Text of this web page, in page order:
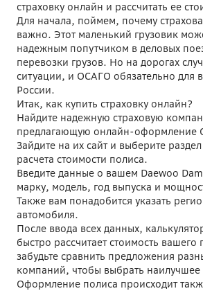
страховку онлайн и рассчитать ее
Для начала, поймем, почему
важно. Этот маленький грузовик
надежным попутчиком в деловых
перевозки грузов. Но на дорогах
ситуации, и ОСАГО обязательно для
России.
Итак, как купить страховку онлайн?
Найдите надежную страховую
предлагающую онлайн-оформление
Зайдите на их сайт и выберите
расчета стоимости полиса.
Введите данные о вашем Daewoo
марку, модель, год выпуска и
Также вам понадобится указать
автомобиля.
После ввода всех данных,
быстро рассчитает стоимость
забудьте сравнить предложения
компаний, чтобы выбрать наилучшее
Оформление полиса происходит